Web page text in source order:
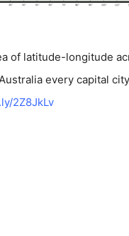
of latitude-longitude
every capital
2Z8JkLv